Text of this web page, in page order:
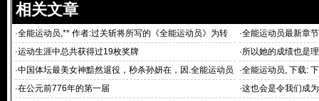
相关文章
·全能运动员,** 作者:过关斩将所写的《全能运动员》为转
载全能
·全能运动员最新章
·运动生涯中总共获得过19枚奖牌 ·所以她的成绩也是
·中国体坛最美女神黯然退役，秒杀孙妍在，因.全能运动员
挺胸素
·全能运动员, 下载:
·在公元前776年的第一届 ·这也会是令我们成